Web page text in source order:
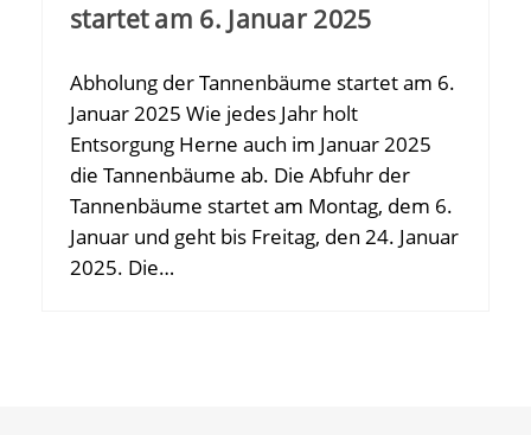
startet am 6. Januar 2025
Abholung der Tannenbäume startet am 6.
Januar 2025 Wie jedes Jahr holt
Entsorgung Herne auch im Januar 2025
die Tannenbäume ab. Die Abfuhr der
Tannenbäume startet am Montag, dem 6.
Januar und geht bis Freitag, den 24. Januar
2025. Die…